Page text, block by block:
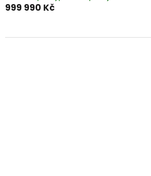
999 990 Kč